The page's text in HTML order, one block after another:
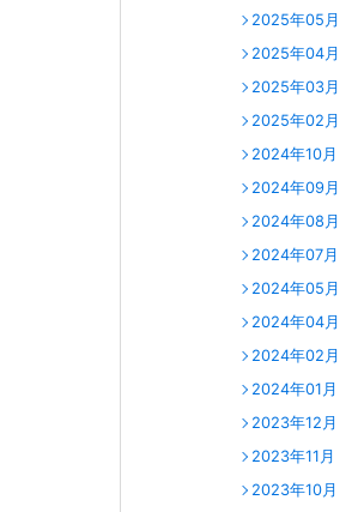
2025年05月
2025年04月
2025年03月
2025年02月
2024年10月
2024年09月
2024年08月
2024年07月
2024年05月
2024年04月
2024年02月
2024年01月
2023年12月
2023年11月
2023年10月